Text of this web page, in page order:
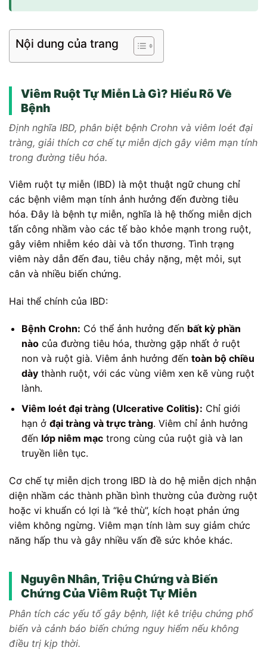
Nội dung của trang
Viêm Ruột Tự Miễn Là Gì? Hiểu Rõ Về
Bệnh
Định nghĩa IBD, phân biệt bệnh Crohn và viêm loét đại
tràng, giải thích cơ chế tự miễn dịch gây viêm mạn tính
trong đường tiêu hóa.
Viêm ruột tự miễn (IBD) là một thuật ngữ chung chỉ
các bệnh viêm mạn tính ảnh hưởng đến đường tiêu
hóa. Đây là bệnh tự miễn, nghĩa là hệ thống miễn dịch
tấn công nhầm vào các tế bào khỏe mạnh trong ruột,
gây viêm nhiễm kéo dài và tổn thương. Tình trạng
viêm này dẫn đến đau, tiêu chảy nặng, mệt mỏi, sụt
cân và nhiều biến chứng.
Hai thể chính của IBD:
Bệnh Crohn: Có thể ảnh hưởng đến bất kỳ phần
nàocủa đường tiêu hóa, thường gặp nhất ở ruột
non và ruột già. Viêm ảnh hưởng đến toàn bộ chiều
dàythành ruột, với các vùng viêm xen kẽ vùng ruột
lành.
Viêm loét đại tràng (Ulcerative Colitis): Chỉ giới
hạn ở đại tràng và trực tràng. Viêm chỉ ảnh hưởng
đến lớp niêm mạctrong cùng của ruột già và lan
truyền liên tục.
Cơ chế tự miễn dịch trong IBD là do hệ miễn dịch nhận
diện nhầm các thành phần bình thường của đường ruột
hoặc vi khuẩn có lợi là “kẻ thù”, kích hoạt phản ứng
viêm không ngừng. Viêm mạn tính làm suy giảm chức
năng hấp thu và gây nhiều vấn đề sức khỏe khác.
Nguyên Nhân, Triệu Chứng và Biến
Chứng Của Viêm Ruột Tự Miễn
Phân tích các yếu tố gây bệnh, liệt kê triệu chứng phổ
biến và cảnh báo biến chứng nguy hiểm nếu không
điều trị kịp thời.